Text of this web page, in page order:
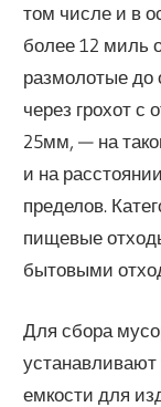
том числе и в
более 12 миль
размолотые до
через грохот с
25мм, — на
и на
пределов.
пищевые
бытовыми
Для сбора
емкости для